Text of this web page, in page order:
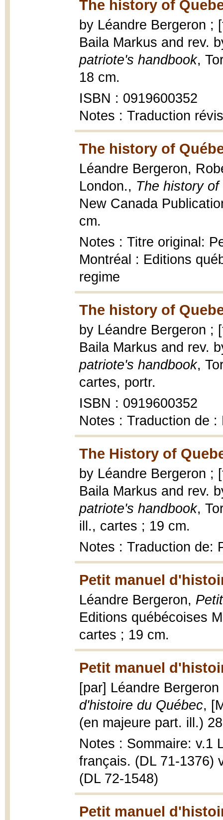
The history of
by Léandre Bergeron ;
Baila Markus and rev.
patriote's handbook,
18 cm.
ISBN : 0919600352
Notes : Traduction
The history of
Léandre Bergeron,
London., The history
New Canada
cm.
Notes : Titre original:
Montréal : Editions
regime
The history of
by Léandre Bergeron ;
Baila Markus and rev.
patriote's handbook,
cartes, portr.
ISBN : 0919600352
Notes : Traduction de
The History of
by Léandre Bergeron ;
Baila Markus and rev.
patriote's handbook,
ill., cartes ; 19 cm.
Notes : Traduction de:
Petit manuel
Léandre Bergeron,
Editions québécoises
cartes ; 19 cm.
Petit manuel
[par] Léandre
d'histoire du Québec,
(en majeure part. ill.)
Notes : Sommaire: v.1
français. (DL 71-1376)
(DL 72-1548)
Petit manuel